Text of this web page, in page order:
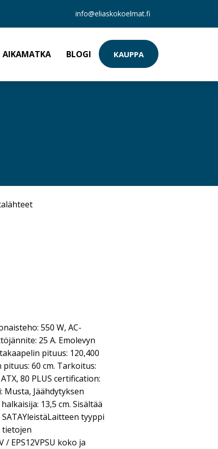
info@eliaskokoelmat.fi
AIKAMATKA BLOGI KAUPPA
550 W, AC-
25 A. Emolevyn
pituus: 120,400
pituus: 60 cm. Tarkoitus:
80 PLUS certification:
Musta, Jäähdytyksen
13,5 cm. Sisältää
tyyppi
tietojen
EPS12VPSU koko ja